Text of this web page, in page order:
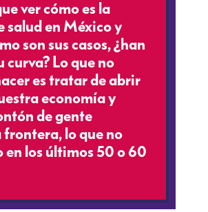
ver cómo es la
salud en México y
son sus casos, ¿han
curva? Lo que no
es tratar de abrir
economía y
de gente
frontera, lo que no
en los últimos 50 o 60